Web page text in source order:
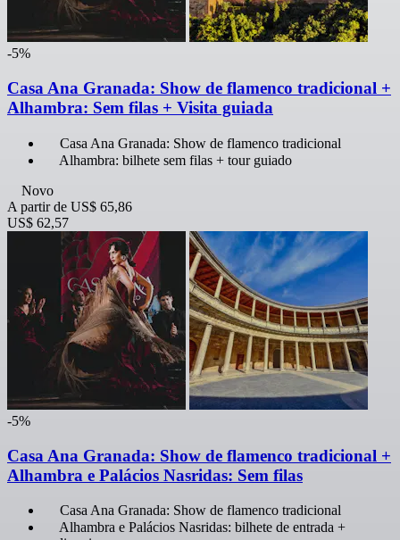
-5%
Casa Ana Granada: Show de flamenco tradicional +
Alhambra: Sem filas + Visita guiada
Casa Ana Granada: Show de flamenco tradicional
Alhambra: bilhete sem filas + tour guiado
Novo
A partir de US$ 65,86
US$ 62,57
-5%
Casa Ana Granada: Show de flamenco tradicional +
Alhambra e Palácios Nasridas: Sem filas
Casa Ana Granada: Show de flamenco tradicional
Alhambra e Palácios Nasridas: bilhete de entrada +